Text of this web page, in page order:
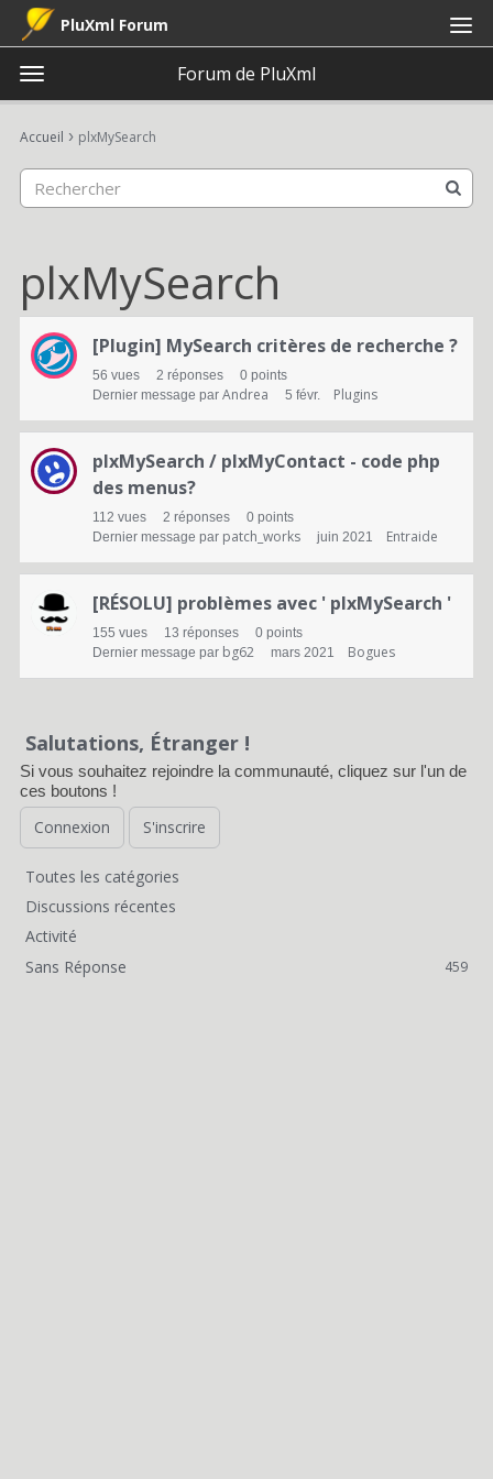
PluXml Forum
t
g
e
n
u
Forum de PluXml
Catégories
Discussions
Activité
Connexion
Accueil › plxMySearch
plxMySearch
L
s
t
e
e
d
s
u
s
s
i
o
n
s
[Plugin] MySearch critères de recherche ?
56 vues 2 réponses 0 points
Dernier message par Andrea 5 févr. Plugins
plxMySearch / plxMyContact - code php
des menus?
112 vues 2 réponses 0 points
Dernier message par patch_works juin 2021 Entraide
[RÉSOLU] problèmes avec ' plxMySearch '
155 vues 13 réponses 0 points
Dernier message par bg62 mars 2021 Bogues
Salutations, Étranger !
Si vous souhaitez rejoindre la communauté, cliquez sur l'un de
ces boutons !
Connexion S'inscrire
L
i
e
Toutes les catégories
Discussions récentes
Activité
Sans Réponse
459